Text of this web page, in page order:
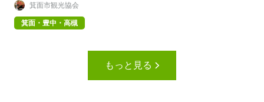
箕面市観光協会
箕面・豊中・高槻
もっと見る